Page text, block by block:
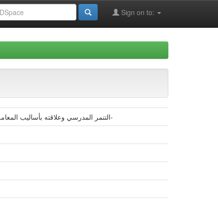
Sign on to:
التنمر المدرسي وعلاقته بأساليب المعاملة الوالدية لدى تلاميذ المرحلة المتوسطة - دراسة ميدانية بمتوسطة طيبي عبد الرحمان لسنة الثانية متوسط-